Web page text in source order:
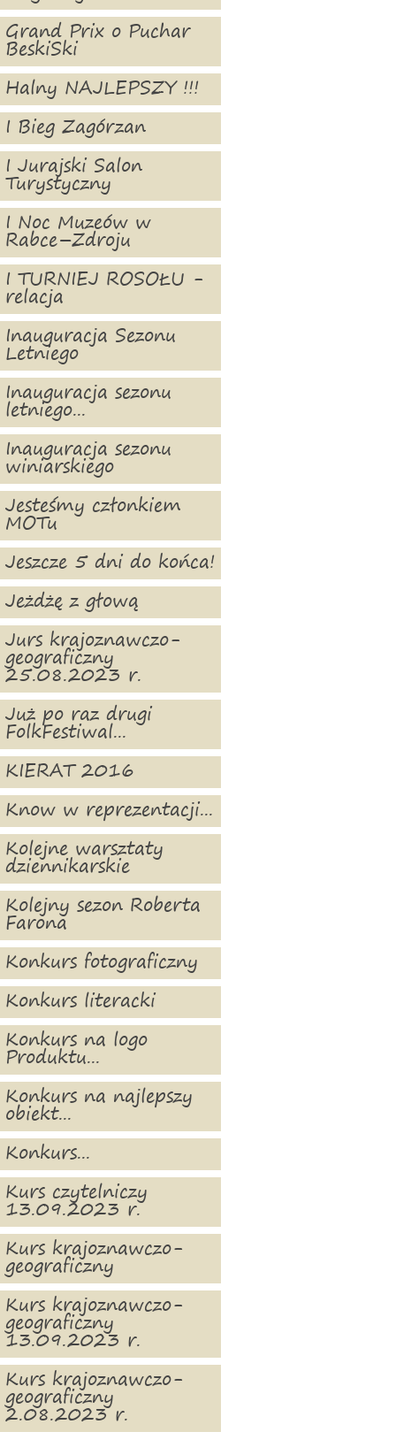
Grand Prix o Puchar
BeskiSki
Halny NAJLEPSZY !!!
I Bieg Zagórzan
I Jurajski Salon
Turystyczny
I Noc Muzeów w
Rabce–Zdroju
I TURNIEJ ROSOŁU -
relacja
Inauguracja Sezonu
Letniego
Inauguracja sezonu
letniego...
Inauguracja sezonu
winiarskiego
Jesteśmy członkiem
MOTu
Jeszcze 5 dni do końca!
Jeżdżę z głową
Jurs krajoznawczo-
geograficzny
25.08.2023 r.
Już po raz drugi
FolkFestiwal...
KIERAT 2016
Know w reprezentacji...
Kolejne warsztaty
dziennikarskie
Kolejny sezon Roberta
Farona
Konkurs fotograficzny
Konkurs literacki
Konkurs na logo
Produktu...
Konkurs na najlepszy
obiekt...
Konkurs...
Kurs czytelniczy
13.09.2023 r.
Kurs krajoznawczo-
geograficzny
Kurs krajoznawczo-
geograficzny
13.09.2023 r.
Kurs krajoznawczo-
geograficzny
2.08.2023 r.